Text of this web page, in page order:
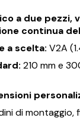
a due
continua
a scelta: V2A
210 mm e
di montaggio,